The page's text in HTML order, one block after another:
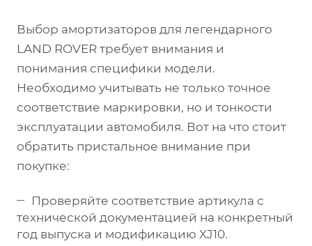
Выбор амортизаторов для легендарного
LAND ROVER требует внимания и
понимания специфики модели.
Необходимо учитывать не только точное
соответствие маркировки, но и тонкости
эксплуатации автомобиля. Вот на что стоит
обратить пристальное внимание при
покупке:
Проверяйте соответствие артикула с
технической документацией на конкретный
год выпуска и модификацию XJ10.